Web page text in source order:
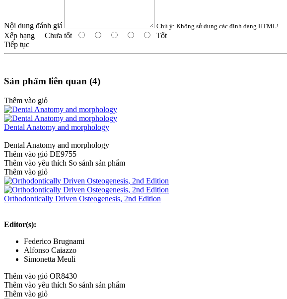
Nội dung đánh giá Chú ý: Không sử dụng các định dạng HTML!
Xếp hạng Chưa tốt
Tốt
Tiếp tục
Sản phẩm liên quan (4)
Thêm vào giỏ
Dental Anatomy and morphology
Dental Anatomy and morphology
Thêm vào giỏ DE9755
Thêm vào yêu thích So sánh sản phẩm
Thêm vào giỏ
Orthodontically Driven Osteogenesis, 2nd Edition
Editor(s):
Federico Brugnami
Alfonso Caiazzo
Simonetta Meuli
Thêm vào giỏ OR8430
Thêm vào yêu thích So sánh sản phẩm
Thêm vào giỏ